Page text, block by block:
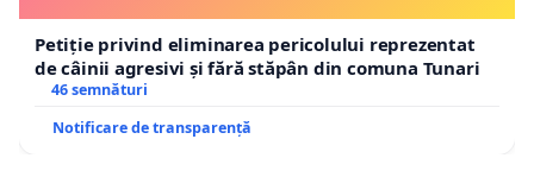
Petiție privind eliminarea pericolului reprezentat
de câinii agresivi și fără stăpân din comuna Tunari
46 semnături
Notificare de transparență